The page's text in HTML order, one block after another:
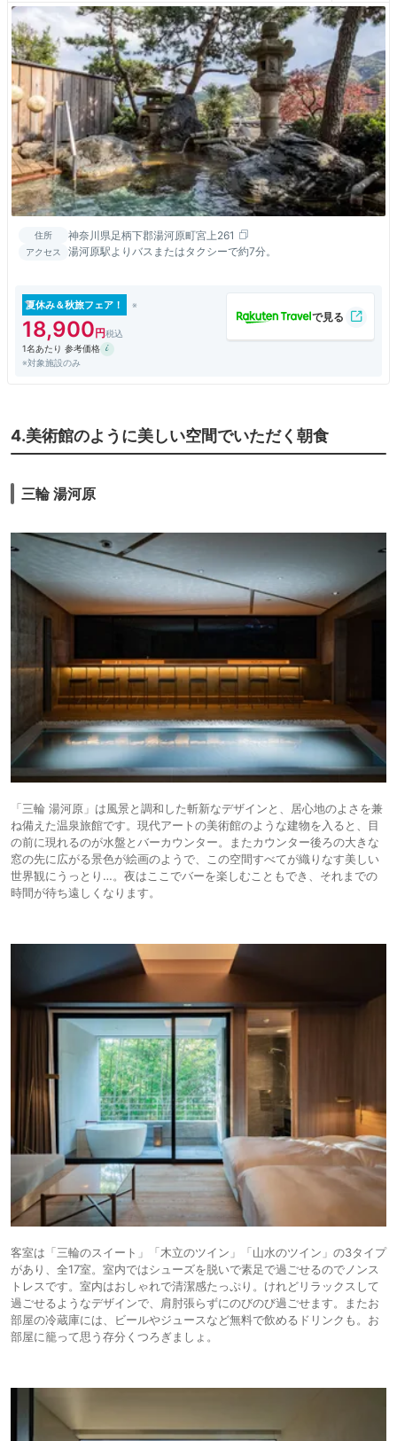
住所 神奈川県足柄下郡湯河原町宮上261
アクセス 湯河原駅よりバスまたはタクシーで約7分。
夏休み＆秋旅フェア！
18,900
1名あたり 参考価格
※対象施設のみ
4.美術館のように美しい空間でいただく朝食
三輪 湯河原
「三輪 湯河原」は風景と調和した斬新なデザインと、居心地のよさを兼
ね備えた温泉旅館です。現代アートの美術館のような建物を入ると、目
の前に現れるのが水盤とバーカウンター。またカウンター後ろの大きな
窓の先に広がる景色が絵画のようで、この空間すべてが織りなす美しい
世界観にうっとり…。夜はここでバーを楽しむこともでき、それまでの
時間が待ち遠しくなります。
客室は「三輪のスイート」「木立のツイン」「山水のツイン」の3タイプ
があり、全17室。室内ではシューズを脱いで素足で過ごせるのでノンス
トレスです。室内はおしゃれで清潔感たっぷり。けれどリラックスして
過ごせるようなデザインで、肩肘張らずにのびのび過ごせます。またお
部屋の冷蔵庫には、ビールやジュースなど無料で飲めるドリンクも。お
部屋に籠って思う存分くつろぎましょ。